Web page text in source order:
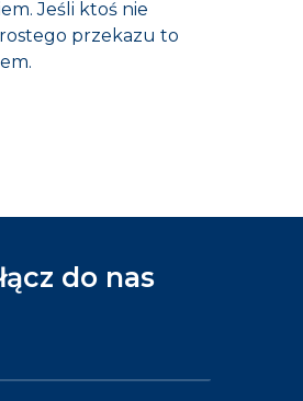
Jeśli ktoś nie
przekazu to
do nas